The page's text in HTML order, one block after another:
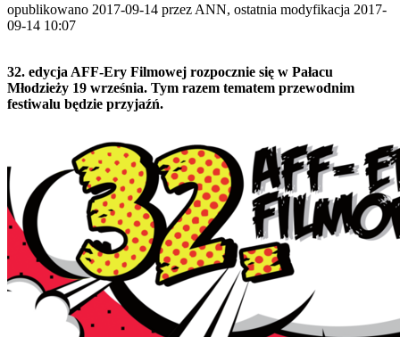
opublikowano 2017-09-14 przez ANN, ostatnia modyfikacja 2017-
09-14 10:07
32. edycja AFF-Ery Filmowej rozpocznie się w Pałacu
Młodzieży 19 września. Tym razem tematem przewodnim
festiwalu będzie przyjaźń.